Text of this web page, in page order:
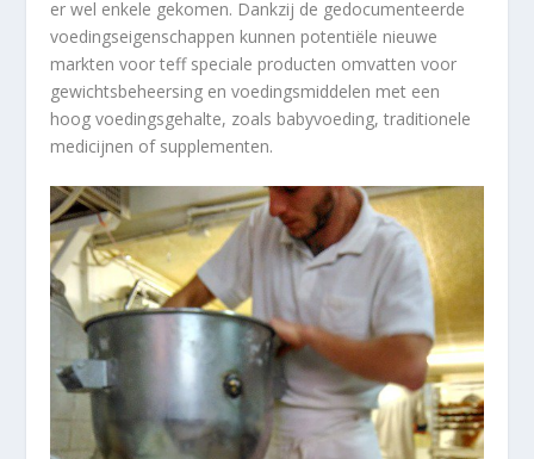
er wel enkele gekomen. Dankzij de gedocumenteerde
voedingseigenschappen kunnen potentiële nieuwe
markten voor teff speciale producten omvatten voor
gewichtsbeheersing en voedingsmiddelen met een
hoog voedingsgehalte, zoals babyvoeding, traditionele
medicijnen of supplementen.